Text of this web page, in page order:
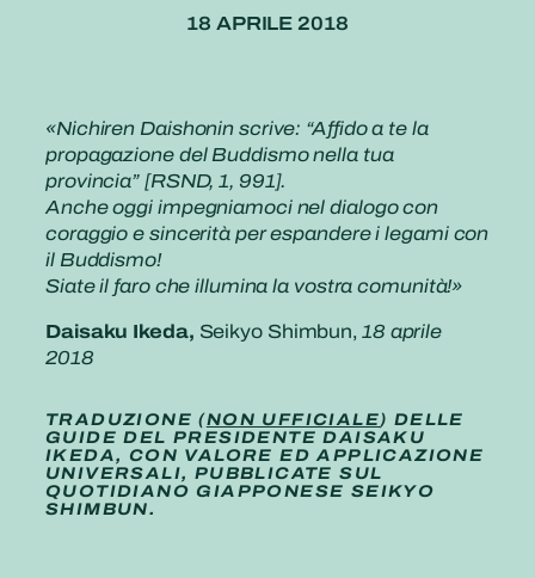
18 APRILE 2018
«Nichiren Daishonin scrive: “Affido a te la
propagazione del Buddismo nella tua
provincia” [RSND, 1, 991].
Anche oggi impegniamoci nel dialogo con
coraggio e sincerità per espandere i legami con
il Buddismo!
Siate il faro che illumina la vostra comunità!»
Daisaku Ikeda, Seikyo Shimbun, 18 aprile
2018
TRADUZIONE (NON UFFICIALE) DELLE
GUIDE DEL PRESIDENTE DAISAKU
IKEDA, CON VALORE ED APPLICAZIONE
UNIVERSALI, PUBBLICATE SUL
QUOTIDIANO GIAPPONESE SEIKYO
SHIMBUN.